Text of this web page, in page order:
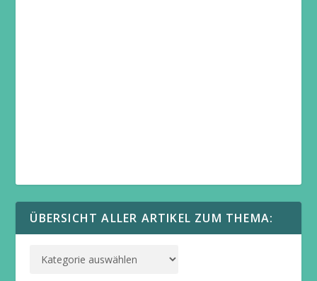
ÜBERSICHT ALLER ARTIKEL ZUM THEMA: